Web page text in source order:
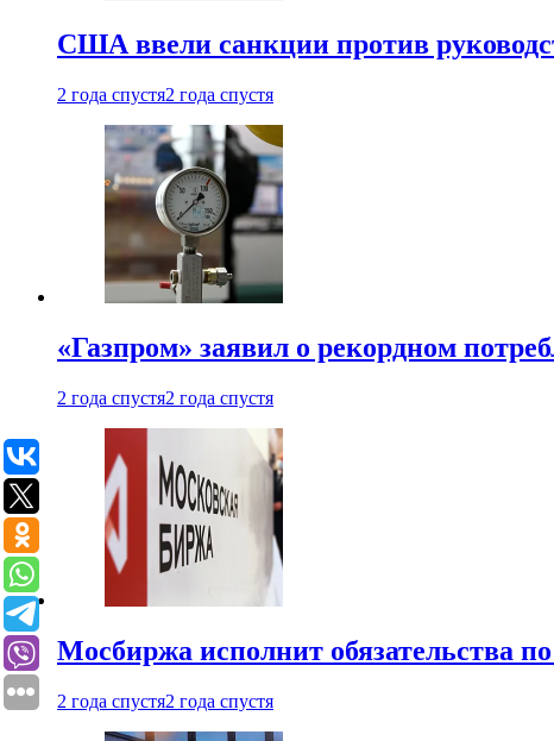
США ввели санкции против
2 года спустя2 года спустя
«Газпром» заявил о рекордном
2 года спустя2 года спустя
Мосбиржа исполнит обязательства
2 года спустя2 года спустя